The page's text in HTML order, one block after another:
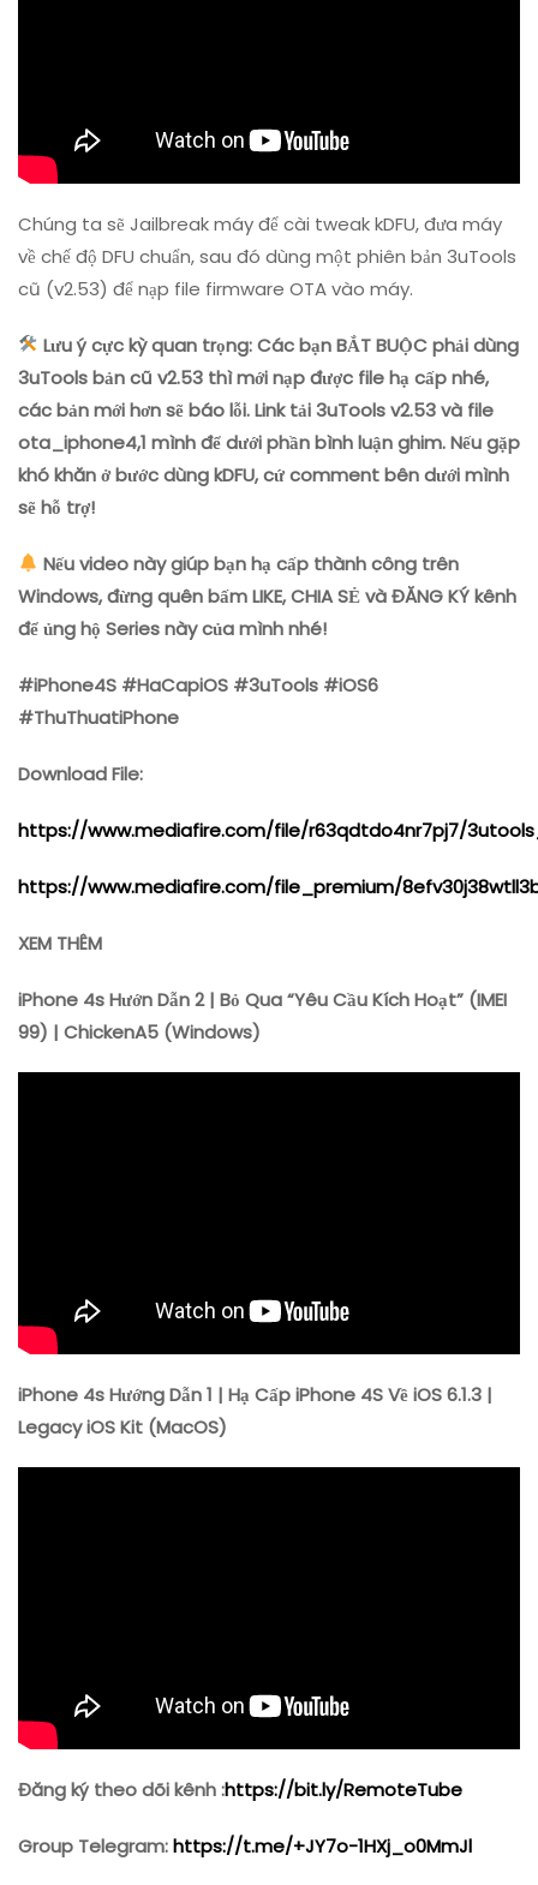
Chúng ta sẽ Jailbreak máy để cài tweak kDFU, đưa máy
về chế độ DFU chuẩn, sau đó dùng một phiên bản 3uTools
cũ (v2.53) để nạp file firmware OTA vào máy.
Lưu ý cực kỳ quan trọng: Các bạn BẮT BUỘC phải dùng
3uTools bản cũ v2.53 thì mới nạp được file hạ cấp nhé,
các bản mới hơn sẽ báo lỗi. Link tải 3uTools v2.53 và file
ota_iphone4,1 mình để dưới phần bình luận ghim. Nếu gặp
khó khăn ở bước dùng kDFU, cứ comment bên dưới mình
sẽ hỗ trợ!
Nếu video này giúp bạn hạ cấp thành công trên
Windows, đừng quên bấm LIKE, CHIA SẺ và ĐĂNG KÝ kênh
để ủng hộ Series này của mình nhé!
#iPhone4S #HaCapiOS #3uTools #iOS6
#ThuThuatiPhone
Download File:
https://www.mediafire.com/file/r63qdtdo4nr7pj7/
https://www.mediafire.com/file_premium/
XEM THÊM
iPhone 4s Hướn Dẫn 2 | Bỏ Qua “Yêu Cầu Kích Hoạt” (IMEI
99) | ChickenA5 (Windows)
iPhone 4s Hướng Dẫn 1 | Hạ Cấp iPhone 4S Về iOS 6.1.3 |
Legacy iOS Kit (MacOS)
Đăng ký theo dõi kênh :https://bit.ly/RemoteTube
Group Telegram:https://t.me/+JY7o-1HXj_o0MmJl